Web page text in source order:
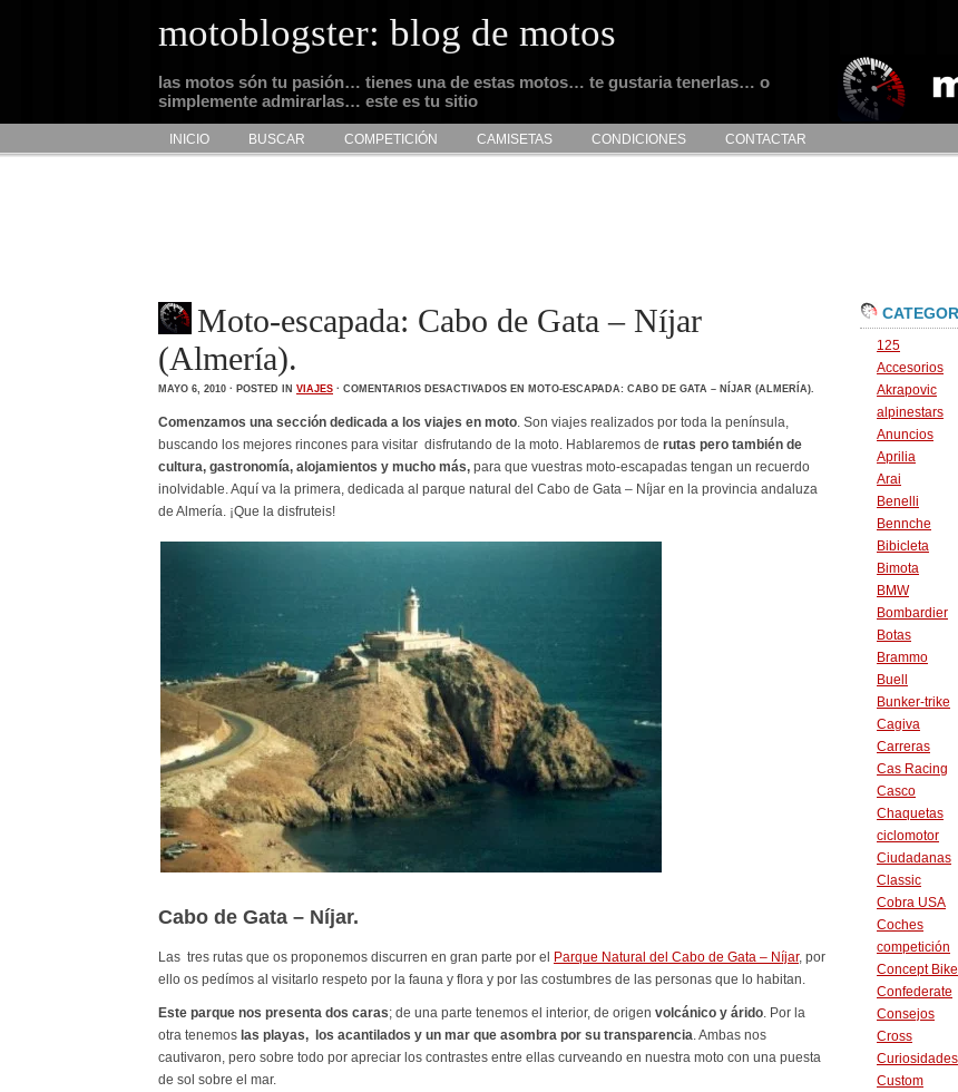
motoblogster: blog de motos
las motos són tu pasión… tienes una de estas motos… te gustaria tenerlas… o
simplemente admirarlas… este es tu sitio
INICIO BUSCAR COMPETICIÓN CAMISETAS CONDICIONES CONTACTAR
Moto-escapada: Cabo de Gata – Níjar
(Almería).
MAYO 6, 2010 · POSTED IN VIAJES · COMENTARIOS DESACTIVADOS EN MOTO-ESCAPADA: CABO DE GATA – NÍJAR (ALMERÍA).
Comenzamos una sección dedicada a los viajes en moto. Son viajes realizados por toda la península,
buscando los mejores rincones para visitar disfrutando de la moto. Hablaremos de rutas pero también de
cultura, gastronomía, alojamientos y mucho más, para que vuestras moto-escapadas tengan un recuerdo
inolvidable. Aquí va la primera, dedicada al parque natural del Cabo de Gata – Níjar en la provincia andaluza
de Almería. ¡Que la disfruteis!
Cabo de Gata – Níjar.
Las tres rutas que os proponemos discurren en gran parte por el Parque Natural del Cabo de Gata – Níjar, por
ello os pedímos al visitarlo respeto por la fauna y flora y por las costumbres de las personas que lo habitan.
Este parque nos presenta dos caras; de una parte tenemos el interior, de origen volcánico y árido. Por la
otra tenemos las playas, los acantilados y un mar que asombra por su transparencia. Ambas nos
cautivaron, pero sobre todo por apreciar los contrastes entre ellas curveando en nuestra moto con una puesta
de sol sobre el mar.
125
Accesorios
Akrapovic
alpinestars
Anuncios
Aprilia
Arai
Benelli
Bennche
Bibicleta
Bimota
BMW
Bombardier
Botas
Brammo
Buell
Bunker-trike
Cagiva
Carreras
Cas Racing
Casco
Chaquetas
ciclomotor
Ciudadanas
Classic
Cobra USA
Coches
competición
Concept
Confederate
Consejos
Cross
Curiosidades
Custom